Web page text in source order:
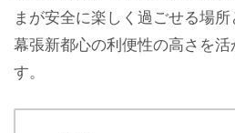
まが安全に楽しく過ごせる場
幕張新都心の利便性の高さを活
す。